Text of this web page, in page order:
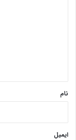
نام
ایمیل